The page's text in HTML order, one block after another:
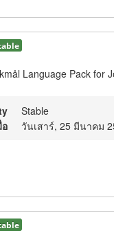
Language Pack for
Stable
วันเสาร์, 25 มีนาคม